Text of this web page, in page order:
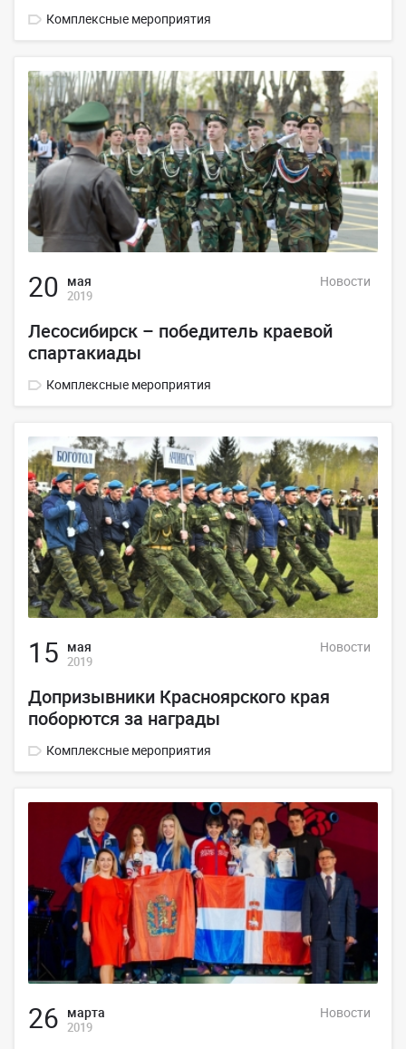
Комплексные мероприятия
20 мая
2019
Новости
Лесосибирск – победитель краевой
спартакиады
Комплексные мероприятия
15 мая
2019
Новости
Допризывники Красноярского края
поборются за награды
Комплексные мероприятия
26 марта
2019
Новости